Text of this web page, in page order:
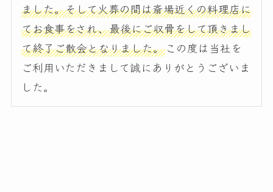
ました。そして火葬の間は斎場近くの料理店に
てお食事をされ、最後にご収骨をして頂きまし
て終了ご散会となりました。 この度は当社を
ご利用いただきまして誠にありがとうございま
した。